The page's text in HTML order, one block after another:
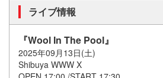
ライブ情報
『Wool In The Pool』
2025年09月13日(土)
Shibuya WWW X